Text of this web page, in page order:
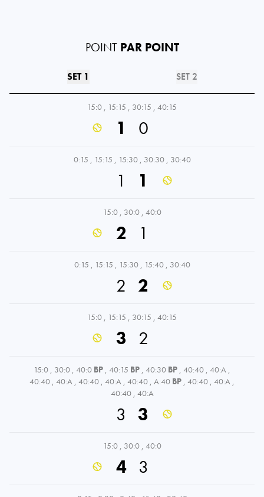
POINT PAR POINT
SET 1 SET 2
15:0 , 15:15 , 30:15 , 40:15
1 0
0:15 , 15:15 , 15:30 , 30:30 , 30:40
1 1
15:0 , 30:0 , 40:0
2 1
0:15 , 15:15 , 15:30 , 15:40 , 30:40
2 2
15:0 , 15:15 , 30:15 , 40:15
3 2
15:0 , 30:0 , 40:0 BP , 40:15 BP , 40:30 BP , 40:40 , 40:A ,
40:40 , 40:A , 40:40 , 40:A , 40:40 , A:40 BP , 40:40 , 40:A ,
40:40 , 40:A
3 3
15:0 , 30:0 , 40:0
4 3